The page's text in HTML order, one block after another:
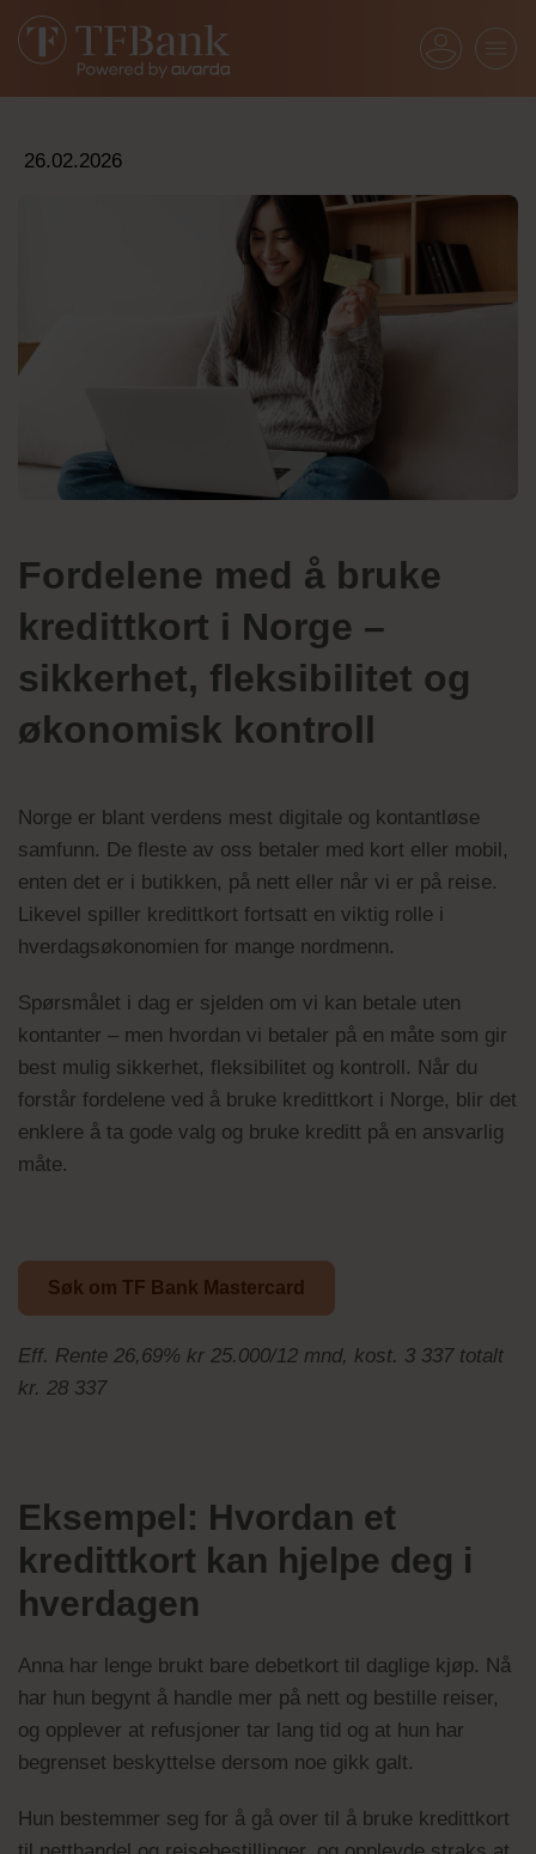
26.02.2026
Fordelene med å bruke
kredittkort i Norge –
sikkerhet, fleksibilitet og
økonomisk kontroll
Norge er blant verdens mest digitale og kontantløse
samfunn. De fleste av oss betaler med kort eller mobil,
enten det er i butikken, på nett eller når vi er på reise.
Likevel spiller kredittkort fortsatt en viktig rolle i
hverdagsøkonomien for mange nordmenn.
Spørsmålet i dag er sjelden om vi kan betale uten
kontanter – men hvordan vi betaler på en måte som gir
best mulig sikkerhet, fleksibilitet og kontroll. Når du
forstår fordelene ved å bruke kredittkort i Norge, blir det
enklere å ta gode valg og bruke kreditt på en ansvarlig
måte.
Søk om TF Bank Mastercard
Eff. Rente 26,69% kr 25.000/12 mnd, kost. 3 337 totalt
kr. 28 337
Eksempel: Hvordan et
kredittkort kan hjelpe deg i
hverdagen
Anna har lenge brukt bare debetkort til daglige kjøp. Nå
har hun begynt å handle mer på nett og bestille reiser,
og opplever at refusjoner tar lang tid og at hun har
begrenset beskyttelse dersom noe gikk galt.
Hun bestemmer seg for å gå over til å bruke kredittkort